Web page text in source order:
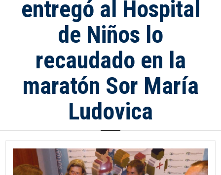
entregó al Hospital
de Niños lo
recaudado en la
maratón Sor María
Ludovica